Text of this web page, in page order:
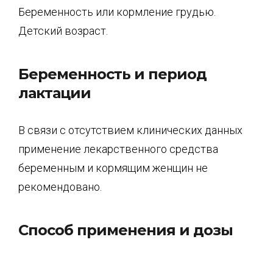
Беременность или кормление грудью.
Детский возраст.
Беременность и период
лактации
В связи с отсутствием клинических данных
применение лекарственного средства
беременным и кормящим женщин не
рекомендовано.
Способ применения и дозы